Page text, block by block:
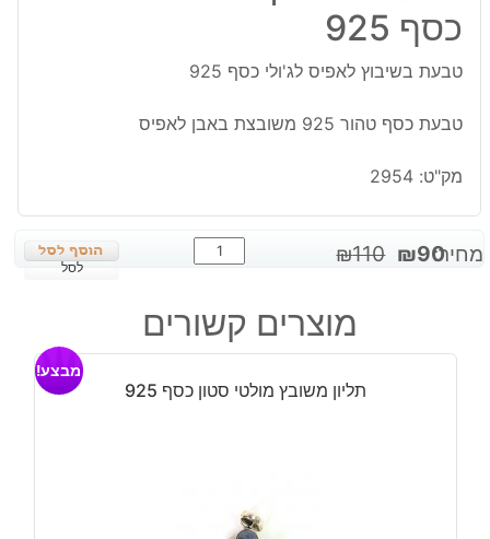
כסף 925
טבעת בשיבוץ לאפיס לג'ולי כסף 925
טבעת כסף טהור 925 משובצת באבן לאפיס
מק"ט: 2954
מחיר: ₪110 המחיר
₪90
המחיר
כמות
של
בשיבוץ
לאפיס
כסף
לסל
מוצרים קשורים
תליון משובץ מולטי סטון כסף 925
מבצע!